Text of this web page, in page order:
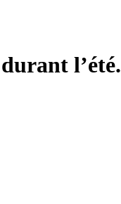
l’été.